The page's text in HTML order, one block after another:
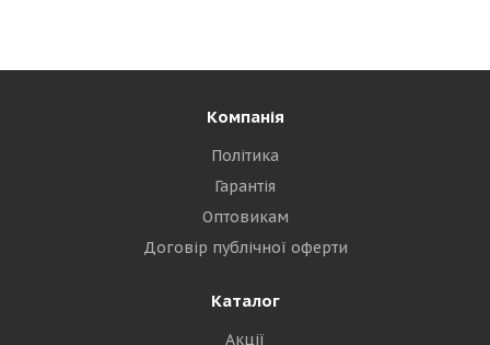
Компанія
Політика
Гарантія
Оптовикам
Договір публічної оферти
Каталог
Акції